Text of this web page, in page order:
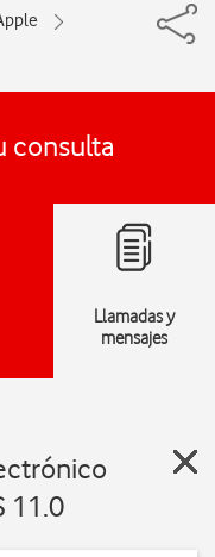
consulta
Llamadas y
mensajes
11.0